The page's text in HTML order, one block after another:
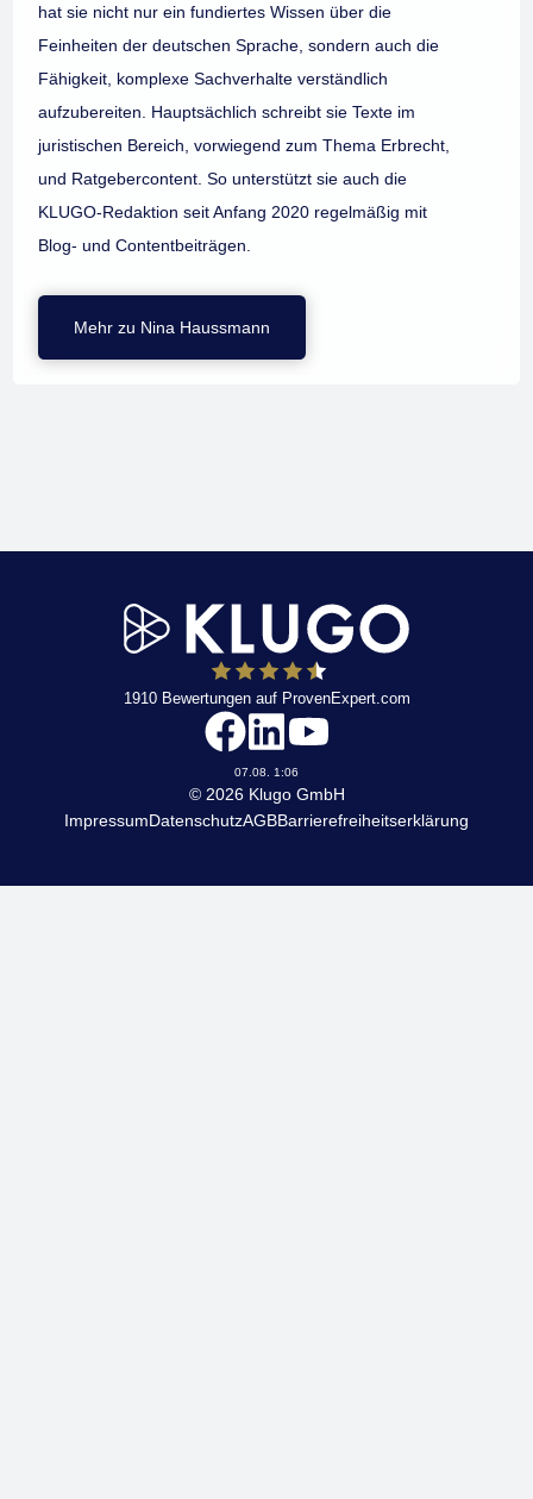
hat sie nicht nur ein fundiertes Wissen über die
Feinheiten der deutschen Sprache, sondern auch die
Fähigkeit, komplexe Sachverhalte verständlich
aufzubereiten. Hauptsächlich schreibt sie Texte im
juristischen Bereich, vorwiegend zum Thema Erbrecht,
und Ratgebercontent. So unterstützt sie auch die
KLUGO-Redaktion seit Anfang 2020 regelmäßig mit
Blog- und Contentbeiträgen.
Mehr zu Nina Haussmann
KLUGO
1910Bewertungen auf ProvenExpert.com
07.08. 1:06
© 2026 Klugo GmbH
ImpressumDatenschutzAGBBarrierefreiheitserklärung